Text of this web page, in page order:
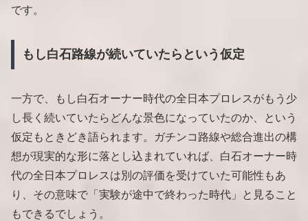
です。
もし白石路線が続いていたらという仮定
一方で、もし白石オーナー時代の全日本プロレスがもう少
し長く続いていたらどんな景色になっていたのか、という
仮定もときどき語られます。ガチンコ路線や総合進出の構
想が現実的な形に落とし込まれていれば、白石オーナー時
代の全日本プロレスは別の評価を受けていた可能性もあ
り、その意味で「実験が途中で終わった時代」と見ること
もできるでしょう。